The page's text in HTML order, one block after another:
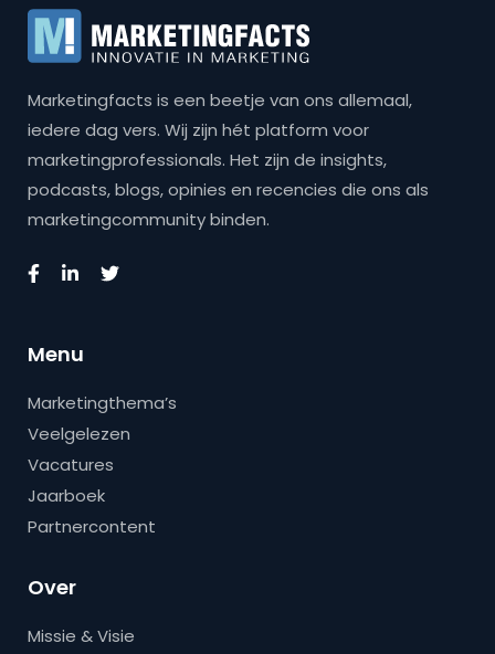
Marketingfacts is een beetje van ons allemaal,
iedere dag vers. Wij zijn hét platform voor
marketingprofessionals. Het zijn de insights,
podcasts, blogs, opinies en recencies die ons als
marketingcommunity binden.
Menu
Marketingthema’s
Veelgelezen
Vacatures
Jaarboek
Partnercontent
Over
Missie & Visie